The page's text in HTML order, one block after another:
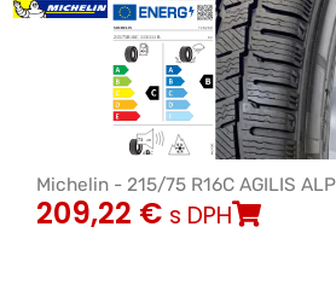
Michelin - 215/75 R16C AGILIS
209,22 € s DPH